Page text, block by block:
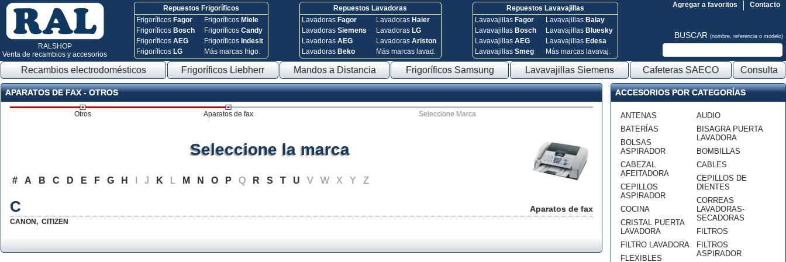
RALSHOP
Venta de recambios y accesorios
Repuestos Frigoríficos
Frigoríficos Fagor
Frigoríficos Bosch
FrigoríficosAEG
Frigoríficos LG
Frigoríficos Miele
FrigoríficosCandy
Frigoríficos Indesit
Más marcas frigo.
Repuestos Lavadoras
Lavadoras Fagor
Lavadoras Siemens
Lavadoras AEG
Lavadoras Beko
Lavadoras Haier
Lavadoras LG
Lavadoras Ariston
Más marcas lavad.
Repuestos Lavavajillas
Lavavajillas Fagor
Lavavajillas Bosch
Lavavajillas AEG
Lavavajillas Smeg
Lavavajillas Balay
Lavavajillas Bluesky
Lavavajillas Edesa
Más marcas lavavaj.
Contacto
Agregar a favoritos
BUSCAR (nombre, referencia o modelo)
Recambios electrodomésticos Frigoríficos Liebherr Mandos a Distancia Frigoríficos Samsung Lavavajillas Siemens Cafeteras SAECO Consulta
APARATOS DE FAX - OTROS
Otros Aparatos de fax Seleccione Marca
Aparatos de fax
Seleccione la marca
# A B C D E F G H J K L M N O P Q R S T U V W X Y Z
C
CANON, CITIZEN
ACCESORIOS POR CATEGORÍAS
ANTENAS
BATERÍAS
BOLSAS
ASPIRADOR
CABEZAL
AFEITADORA
CEPILLOS
ASPIRADOR
COCINA
CRISTAL PUERTA
LAVADORA
FILTRO LAVADORA
FLEXIBLES
AUDIO
BISAGRA PUERTA
LAVADORA
BOMBILLAS
CABLES
CEPILLOS DE
DIENTES
CORREAS
LAVADORAS-
SECADORAS
FILTROS
FILTROS
ASPIRADOR